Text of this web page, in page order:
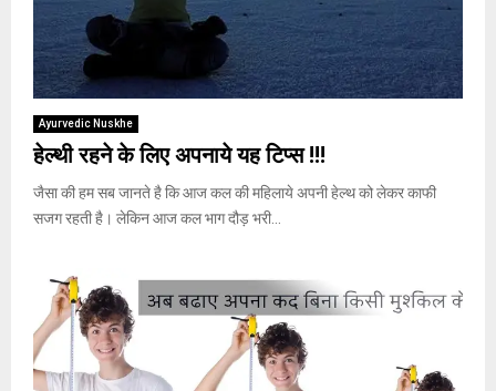
Ayurvedic Nuskhe
हेल्थी रहने के लिए अपनाये यह टिप्स !!!
जैसा की हम सब जानते है कि आज कल की महिलाये अपनी हेल्थ को लेकर काफी
सजग रहती है। लेकिन आज कल भाग दौड़ भरी...